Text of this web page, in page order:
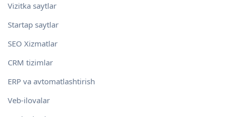
Vizitka saytlar
Startap saytlar
SEO Xizmatlar
CRM tizimlar
ERP va avtomatlashtirish
Veb-ilovalar